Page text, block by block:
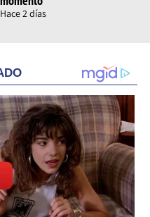
Hace 2 días